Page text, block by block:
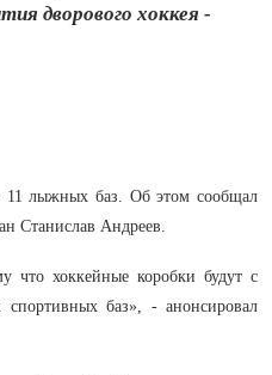
дворового хоккея -
11 лыжных баз. Об этом сообщал
Станислав Андреев.
что хоккейные коробки будут с
баз», - анонсировал